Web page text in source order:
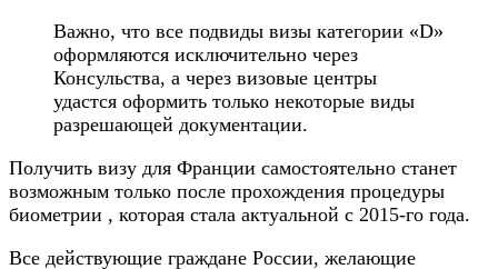
Важно, что все подвиды визы категории «D»
оформляются исключительно через
Консульства, а через визовые центры
удастся оформить только некоторые виды
разрешающей документации.
Получить визу для Франции самостоятельно станет
возможным только после прохождения процедуры
биометрии , которая стала актуальной с 2015-го года.
Все действующие граждане России, желающие